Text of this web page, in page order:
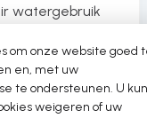
watergebruik
om onze website goed
en, met uw
te ondersteunen. U
weigeren of uw